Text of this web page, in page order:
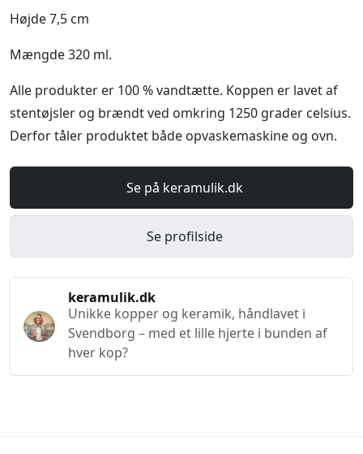
Højde 7,5 cm
Mængde 320 ml.
Alle produkter er 100 % vandtætte. Koppen er lavet af
stentøjsler og brændt ved omkring 1250 grader celsius.
Derfor tåler produktet både opvaskemaskine og ovn.
Se på keramulik.dk
Se profilside
keramulik.dk
Unikke kopper og keramik, håndlavet i
Svendborg – med et lille hjerte i bunden af
hver kop?